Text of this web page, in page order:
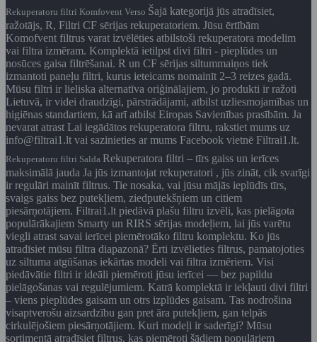
Rekuperatoru filtri Komfovent Verso Šajā kategorijā jūs atradīsiet,
ražotājs, R, Filtri CF sērijas rekuperatoriem. Jūsu ērtībām
Komofvent filtrus varat izvēlēties atbilstoši rekuperatora modelim
vai filtra izmēram. Komplektā ietilpst divi filtri - pieplūdes un
nosūces gaisa filtrēšanai. R un CF sērijas siltummaiņos tiek
izmantoti paneļu filtri, kurus ieteicams nomainīt 2–3 reizes gadā.
Mūsu filtri ir lieliska alternatīva oriģinālajiem, jo produkti ir ražoti
Lietuvā, ir videi draudzīgi, pārstrādājami, atbilst uzliesmojamības un
higiēnas standartiem, kā arī atbilst Eiropas Savienības prasībām. Ja
nevarat atrast Lai iegādātos rekuperatora filtru, rakstiet mums uz
info@filtrai1.lt vai sazinieties ar mums Facebook vietnē Filtrai1.lt.
Rekuperatoru filtri Salda Rekuperatora filtri – tīrs gaiss un ierīces
maksimālā jauda Ja jūs izmantojat rekuperatori , jūs zināt, cik svarīgi
ir regulāri mainīt filtrus. Tie nosaka, vai jūsu mājās ieplūdīs tīrs,
svaigs gaiss bez putekļiem, ziedputekšņiem un citiem
piesārņotājiem. Filtrai1.lt piedāvā plašu filtru izvēli, kas pielāgota
populārākajiem Smarty un RIRS sērijas modeļiem, lai jūs varētu
viegli atrast savai ierīcei piemērotāko filtru komplektu. Ko jūs
atradīsiet mūsu filtra diapazonā? Ērti izvēlieties filtrus, pamatojoties
uz siltuma atgūšanas iekārtas modeli vai filtra izmēriem. Visi
piedāvātie filtri ir ideāli piemēroti jūsu ierīcei — bez papildu
pielāgošanas vai regulējumiem. Katrā komplektā ir iekļauti divi filtri
– viens pieplūdes gaisam un otrs izplūdes gaisam. Tas nodrošina
visaptverošu aizsardzību gan pret āra putekļiem, gan telpās
cirkulējošiem piesārņotājiem. Kuri modeļi ir saderīgi? Mūsu
sortimentā atradīsiet filtrus, kas piemēroti šādiem populāriem